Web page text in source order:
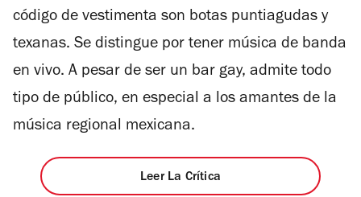
código de vestimenta son botas puntiagudas y
texanas. Se distingue por tener música de banda
en vivo. A pesar de ser un bar gay, admite todo
tipo de público, en especial a los amantes de la
música regional mexicana.
Leer La Crítica